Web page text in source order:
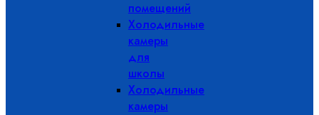
помещений
Холодильные
камеры
для
школы
Холодильные
камеры